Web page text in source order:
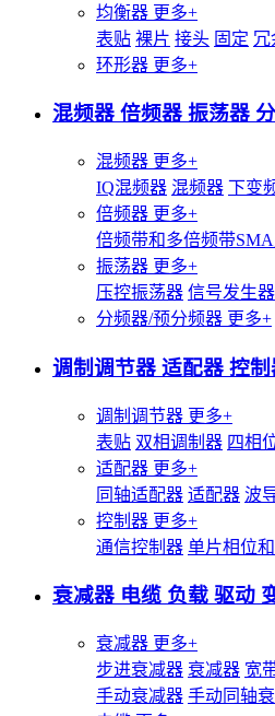
均衡器 更多+
表贴 裸片 接头 固定 冗
环形器 更多+
混频器 倍频器 振荡器
混频器 更多+
IQ混频器 混频器 下变
倍频器 更多+
倍频带和多倍频带
振荡器 更多+
压控振荡器 信号发生器
分频器/预分频器 更多+
调制调节器 适配器 控制
调制调节器 更多+
表贴 双相调制器 四相
适配器 更多+
同轴适配器 适配器 波
控制器 更多+
通信控制器 单片相位
衰减器 电缆 负载 驱动
衰减器 更多+
步进衰减器 衰减器 宽
手动衰减器 手动同轴